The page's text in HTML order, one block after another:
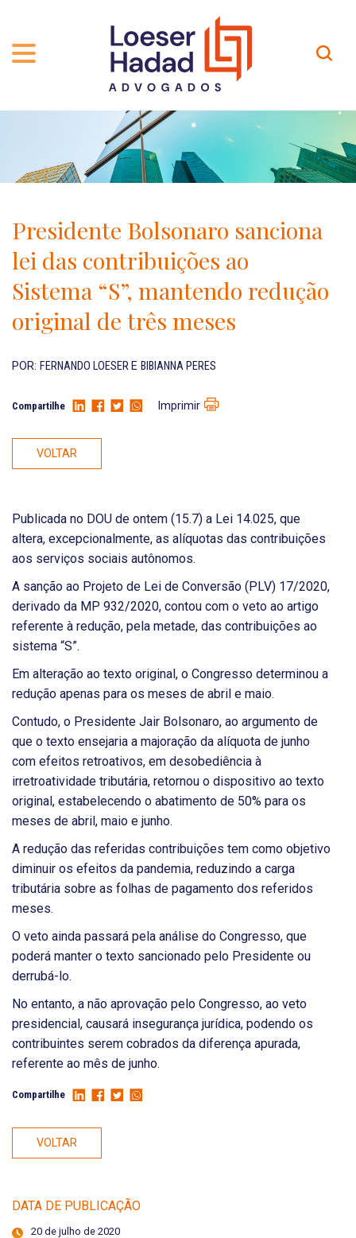
INCLUSÃO E DIVERSIDADE
PRÊMIOS
NOSSA EQUIPE
ÁREAS DE ATUAÇÃO
PROFISSIONAIS
CARREIRA
Contato
Localização
EN-US
Presidente Bolsonaro sanciona
lei das contribuições ao
Sistema “S”, mantendo redução
original de três meses
POR: FERNANDO LOESER E BIBIANNA PERES
Compartilhe Imprimir
VOLTAR
Publicada no DOU de ontem (15.7) a Lei 14.025, que
altera, excepcionalmente, as alíquotas das contribuições
aos serviços sociais autônomos.
A sanção ao Projeto de Lei de Conversão (PLV) 17/2020,
derivado da MP 932/2020, contou com o veto ao artigo
referente à redução, pela metade, das contribuições ao
sistema “S”.
Em alteração ao texto original, o Congresso determinou a
redução apenas para os meses de abril e maio.
Contudo, o Presidente Jair Bolsonaro, ao argumento de
que o texto ensejaria a majoração da alíquota de junho
com efeitos retroativos, em desobediência à
irretroatividade tributária, retornou o dispositivo ao texto
original, estabelecendo o abatimento de 50% para os
meses de abril, maio e junho.
A redução das referidas contribuições tem como objetivo
diminuir os efeitos da pandemia, reduzindo a carga
tributária sobre as folhas de pagamento dos referidos
meses.
O veto ainda passará pela análise do Congresso, que
poderá manter o texto sancionado pelo Presidente ou
derrubá-lo.
No entanto, a não aprovação pelo Congresso, ao veto
presidencial, causará insegurança jurídica, podendo os
contribuintes serem cobrados da diferença apurada,
referente ao mês de junho.
Compartilhe
VOLTAR
DATA DE PUBLICAÇÃO
20 de julho de 2020